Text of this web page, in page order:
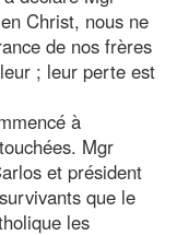
Christ, nous ne
de nos frères
; leur perte est
à
Mgr
et président
que le
les